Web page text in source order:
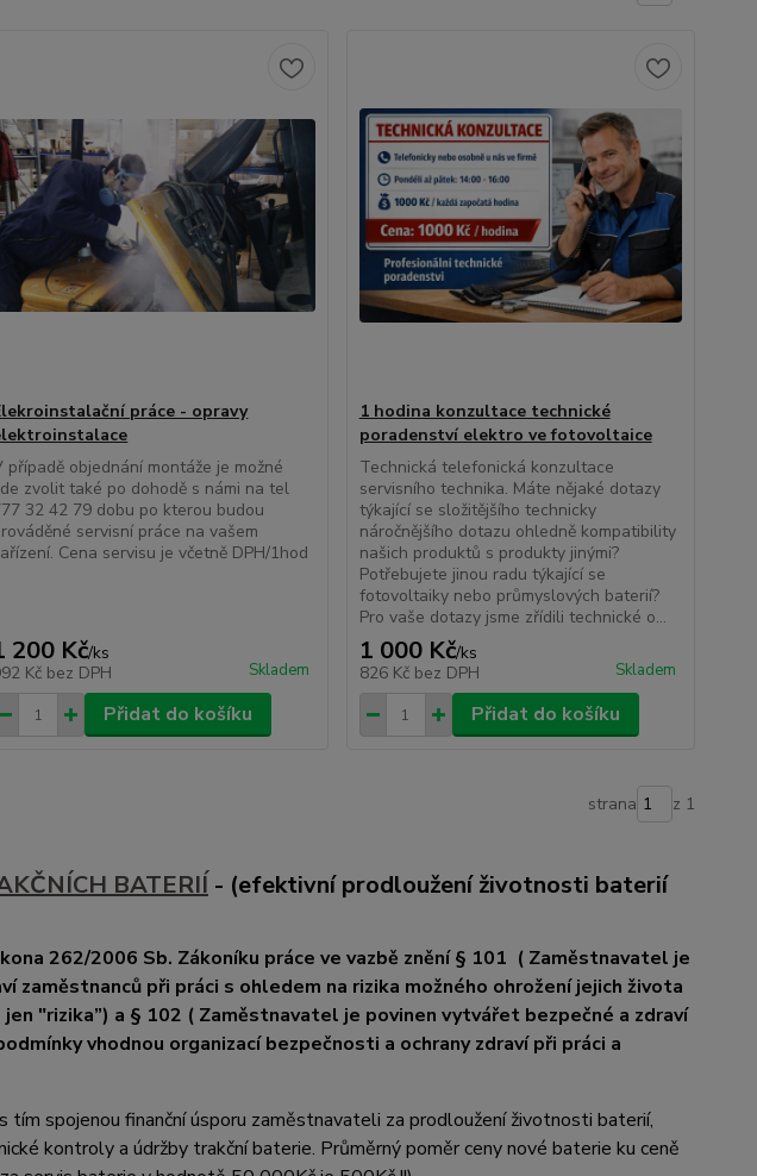
práce - opravy
případě objednání montáže je možné
zvolit také po dohodě s námi na tel
32 42 79 dobu po kterou budou
servisní práce na vašem
Cena servisu je včetně DPH/1hod
200 Kč/ks
Kč bez DPH Skladem
Přidat do košíku
1 hodina konzultace technické
poradenství elektro ve fotovoltaice
Technická telefonická konzultace
servisního technika. Máte nějaké dotazy
týkající se složitějšího technicky
náročnějšího dotazu ohledně kompatibility
našich produktů s produkty jinými?
Potřebujete jinou radu týkající se
fotovoltaiky nebo průmyslových baterií?
Pro vaše dotazy jsme zřídili technické o...
1 000 Kč/ks
826 Kč bez DPH Skladem
Přidat do košíku
strana z 1
BATERIÍ - (efektivní prodloužení životnosti baterií
262/2006 Sb. Zákoníku práce ve vazbě znění § 101 ( Zaměstnavatel je
zaměstnanců při práci s ohledem na rizika možného ohrožení jejich života
"rizika”) a § 102 ( Zaměstnavatel je povinen vytvářet bezpečné a zdraví
vhodnou organizací bezpečnosti a ochrany zdraví při práci a
spojenou finanční úsporu zaměstnavateli za prodloužení životnosti baterií,
kontroly a údržby trakční baterie. Průměrný poměr ceny nové baterie ku ceně